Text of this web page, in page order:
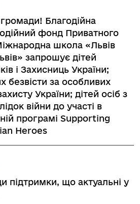
Благодійна
фонд Приватного
школа «Львів
запрошує дітей
і Захисниць України;
безвісти за особливих
України; дітей осіб з
війни до участі в
програмі Supporting
Heroes
підтримки, що актуальні у